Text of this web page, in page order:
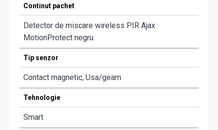
Continut pachet
Detector de miscare wireless PIR Ajax
MotionProtect negru
Tip senzor
Contact magnetic, Usa/geam
Tehnologie
Smart